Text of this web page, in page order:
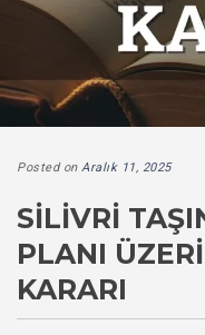
Posted on Aralık 11, 2025
SILIVRI
PLANI
KARARI